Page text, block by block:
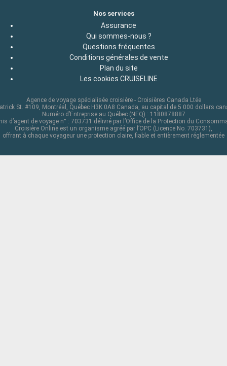
Nos services
Assurance
Qui sommes-nous ?
Questions fréquentes
Conditions générales de vente
Plan du site
Les cookies CRUISELINE
Agence de voyage spécialisée croisière - Croisières Canada Ltée
St. #109, Montréal, Québec H3K 0A8 Canada, au capital de 5 000 dollars
Numéro d’Entreprise au Québec (NEQ) : 1180878887
d’agent de voyage n° : 703731 délivré par l’Office de la Protection du
Croisière Online est un organisme agréé par l’OPC (Licence No. 703731),
offrant à chaque voyageur une protection claire, fiable et entièrement réglementée